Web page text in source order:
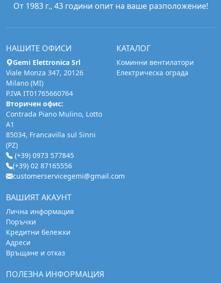
От 1983 г., 43 години опит на ваше разположение!
НАШИТЕ ОФИСИ
Gemi Elettronica Srl
Viale Monza 347, 20126
Milano (MI)
P.IVA IT01765660764
Вторичен офис:
Contrada Piano Mulino, Lotto
A1
85034, Francavilla sul Sinni
(PZ)
(+39) 0973 577845
(+39) 02 87165556
customerservicegemi@gmail.com
КАТАЛОГ
Коминни вентилатори
Електрическа ограда
ВАШИЯТ АКАУНТ
Лична информация
Поръчки
Кредитни бележки
Адреси
Връщане и отказ
ПОЛЕЗНА ИНФОРМАЦИЯ